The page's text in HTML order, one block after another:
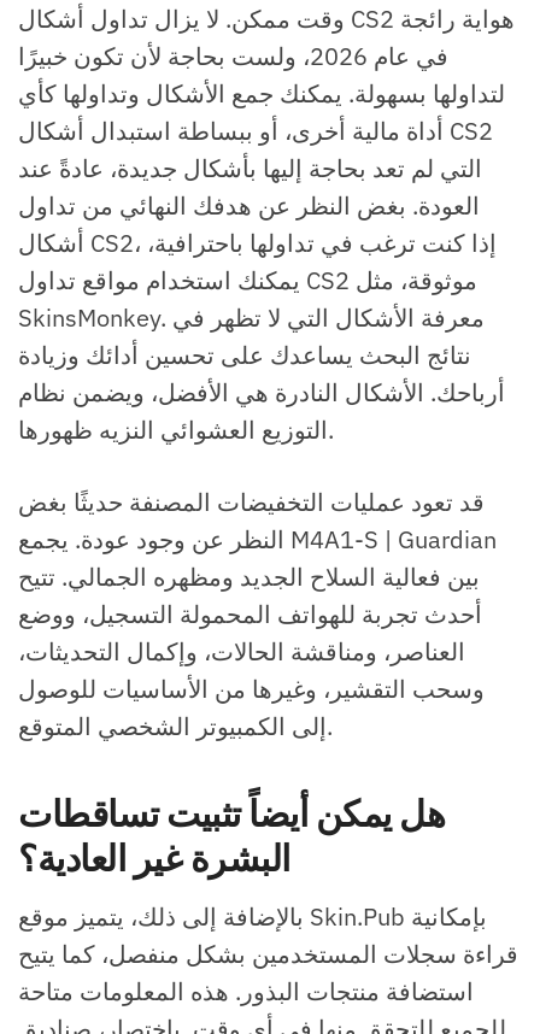
وقت ممكن. لا يزال تداول أشكال CS2 هواية رائجة
في عام 2026، ولست بحاجة لأن تكون خبيرًا
لتداولها بسهولة. يمكنك جمع الأشكال وتداولها كأي
أداة مالية أخرى، أو ببساطة استبدال أشكال CS2
التي لم تعد بحاجة إليها بأشكال جديدة، عادةً عند
العودة. بغض النظر عن هدفك النهائي من تداول
أشكال CS2، إذا كنت ترغب في تداولها باحترافية،
يمكنك استخدام مواقع تداول CS2 موثوقة، مثل
SkinsMonkey. معرفة الأشكال التي لا تظهر في
نتائج البحث يساعدك على تحسين أدائك وزيادة
أرباحك. الأشكال النادرة هي الأفضل، ويضمن نظام
التوزيع العشوائي النزيه ظهورها.
قد تعود عمليات التخفيضات المصنفة حديثًا بغض
النظر عن وجود عودة. يجمع M4A1-S | Guardian
بين فعالية السلاح الجديد ومظهره الجمالي. تتيح
أحدث تجربة للهواتف المحمولة التسجيل، ووضع
العناصر، ومناقشة الحالات، وإكمال التحديثات،
وسحب التقشير، وغيرها من الأساسيات للوصول
إلى الكمبيوتر الشخصي المتوقع.
هل يمكن أيضاً تثبيت تساقطات
البشرة غير العادية؟
بالإضافة إلى ذلك، يتميز موقع Skin.Pub بإمكانية
قراءة سجلات المستخدمين بشكل منفصل، كما يتيح
استضافة منتجات البذور. هذه المعلومات متاحة